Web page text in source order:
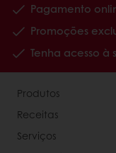
Pagamento
Promoções
Tenha acesso
Produtos
Receitas
Serviços